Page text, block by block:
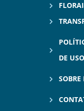
DE USO
SOBRE